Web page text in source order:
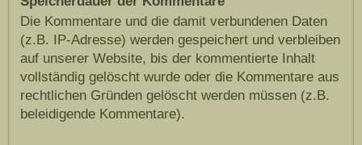
Die Kommentare und die damit verbundenen Daten
(z.B. IP-Adresse) werden gespeichert und verbleiben
auf unserer Website, bis der kommentierte Inhalt
vollständig gelöscht wurde oder die Kommentare aus
rechtlichen Gründen gelöscht werden müssen (z.B.
beleidigende Kommentare).